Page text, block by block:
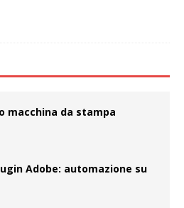
macchina da stampa
Adobe: automazione su